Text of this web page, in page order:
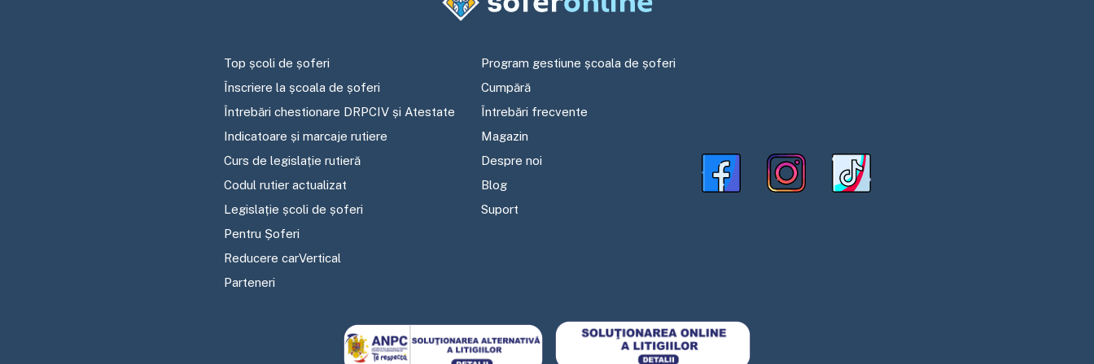
Top școli de șoferi
Înscriere la școala de șoferi
Întrebări chestionare DRPCIV și Atestate
Indicatoare și marcaje rutiere
Curs de legislație rutieră
Codul rutier actualizat
Legislație școli de șoferi
Pentru Șoferi
Reducere carVertical
Parteneri
Program gestiune școala de șoferi
Cumpără
Întrebări frecvente
Magazin
Despre noi
Blog
Suport